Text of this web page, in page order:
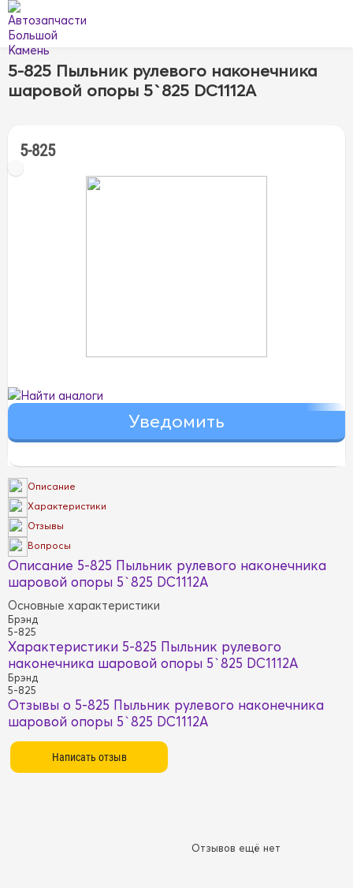
5-825 Пыльник рулевого наконечника
шаровой опоры 5`825 DC1112A
5-825
Найти аналоги
Описание
Характеристики
Отзывы
Вопросы
Описание 5-825 Пыльник рулевого наконечника
шаровой опоры 5`825 DC1112A
Основные характеристики
Брэнд
5-825
Характеристики 5-825 Пыльник рулевого
наконечника шаровой опоры 5`825 DC1112A
Брэнд
5-825
Отзывы о 5-825 Пыльник рулевого наконечника
шаровой опоры 5`825 DC1112A
Отзывов ещё нет